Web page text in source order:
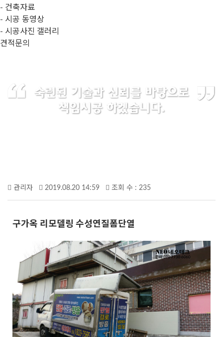
- 건축자료
- 시공 동영상
- 시공사진 갤러리
견적문의
관리자 2019.08.20 14:59 조회 수 : 235
구가옥 리모델링 수성연질폼단열